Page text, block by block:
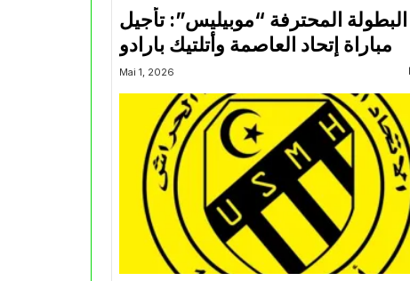
البطولة المحترفة “موبيليس”: تأجيل
مباراة إتحاد العاصمة وأتلتيك بارادو
Mai 1, 2026